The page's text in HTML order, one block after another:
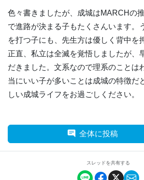
色々書きましたが、成城はMARCHの
で進路が決まる子もたくさんいます。
を打つ子にも、先生方は優しく背中を
正直、私立は全滅を覚悟しましたが、
だきました。文系なので理系のことは
当にいい子が多いことは成城の特徴だ
しい成城ライフをお過ごしください。
全体に投稿
スレッドを共有する